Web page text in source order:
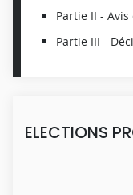
Partie II -
Partie III -
ELECTIONS